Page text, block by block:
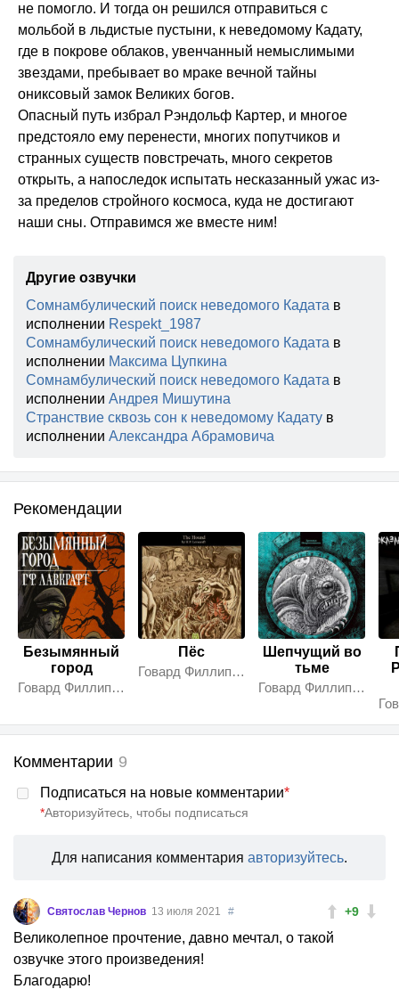
не помогло. И тогда он решился отправиться с
мольбой в льдистые пустыни, к неведомому Кадату,
где в покрове облаков, увенчанный немыслимыми
звездами, пребывает во мраке вечной тайны
ониксовый замок Великих богов.
Опасный путь избрал Рэндольф Картер, и многое
предстояло ему перенести, многих попутчиков и
странных существ повстречать, много секретов
открыть, а напоследок испытать несказанный ужас из-
за пределов стройного космоса, куда не достигают
наши сны. Отправимся же вместе ним!
Другие озвучки
Сомнамбулический поиск неведомого Кадата в
исполнении Respekt_1987
Сомнамбулический поиск неведомого Кадата в
исполнении Максима Цупкина
Сомнамбулический поиск неведомого Кадата в
исполнении Андрея Мишутина
Странствие сквозь сон к неведомому Кадату в
исполнении Александра Абрамовича
Рекомендации
Безымянный
город
Говард Филлипс Лавкрафт
Пёс
Говард Филлипс Лавкрафт
Шепчущий во
тьме
Говард Филлипс Лавкрафт
Комментарии 9
Подписаться на новые комментарии*
*Авторизуйтесь, чтобы подписаться
Для написания комментария авторизуйтесь.
+9
Святослав Чернов 13 июля 2021 #
Великолепное прочтение, давно мечтал, о такой
озвучке этого произведения!
Благодарю!